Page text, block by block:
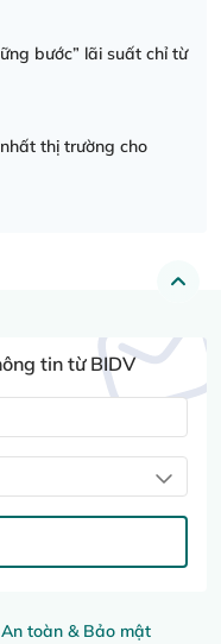
bước” lãi suất chỉ từ
thị trường cho
An toàn & Bảo mật
tin từ BIDV